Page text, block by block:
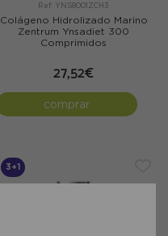
Ref: YNS8001ZCH3
Colágeno Hidrolizado Marino
Zentrum Ynsadiet 300
Comprimidos
27,52€
comprar
3+1